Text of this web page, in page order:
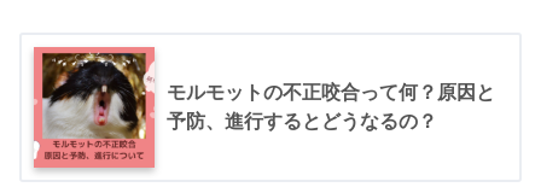
モルモットの不正咬合って何？原因と
予防、進行するとどうなるの？